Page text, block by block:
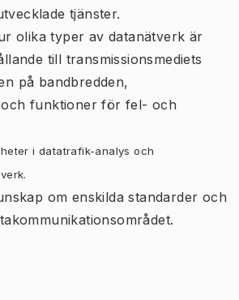
tjänster.
olika typer av datanätverk är
till transmissionsmediets
på bandbredden,
och funktioner för fel- och
i datatrafik-analys och
om enskilda standarder och